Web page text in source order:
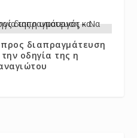
διαπραγμάτευση
οδηγία της η